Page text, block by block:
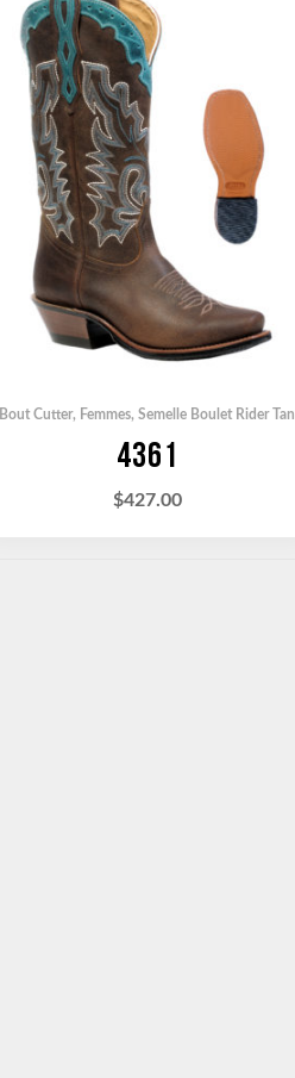
Bout Cutter, Femmes,Semelle Boulet Rider Tan
4361
$427.00